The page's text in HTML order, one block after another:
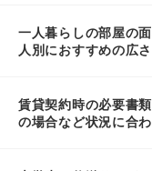
一人暮らしの部屋の
人別におすすめの広
賃貸契約時の必要書
の場合など状況に合